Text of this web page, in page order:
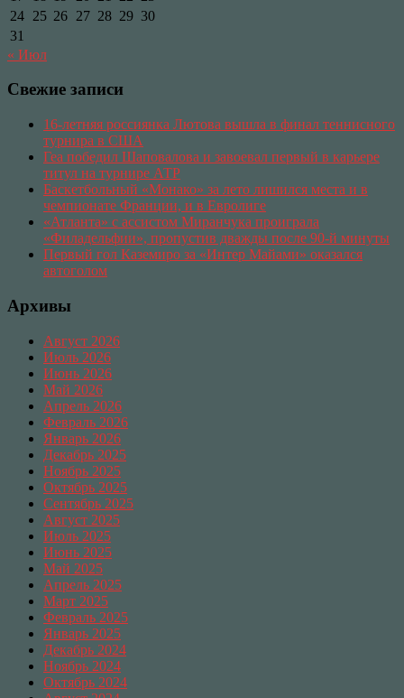
24 25 26 27 28 29 30
31
« Июл
Свежие записи
16-летняя россиянка Лютова вышла в финал теннисного
турнира в США
Геа победил Шаповалова и завоевал первый в карьере
титул на турнире АТР
Баскетбольный «Монако» за лето лишился места и в
чемпионате Франции, и в Евролиге
«Атланта» с ассистом Миранчука проиграла
«Филадельфии», пропустив дважды после 90-й минуты
Первый гол Каземиро за «Интер Майами» оказался
автоголом
Архивы
Август 2026
Июль 2026
Июнь 2026
Май 2026
Апрель 2026
Февраль 2026
Январь 2026
Декабрь 2025
Ноябрь 2025
Октябрь 2025
Сентябрь 2025
Август 2025
Июль 2025
Июнь 2025
Май 2025
Апрель 2025
Март 2025
Февраль 2025
Январь 2025
Декабрь 2024
Ноябрь 2024
Октябрь 2024